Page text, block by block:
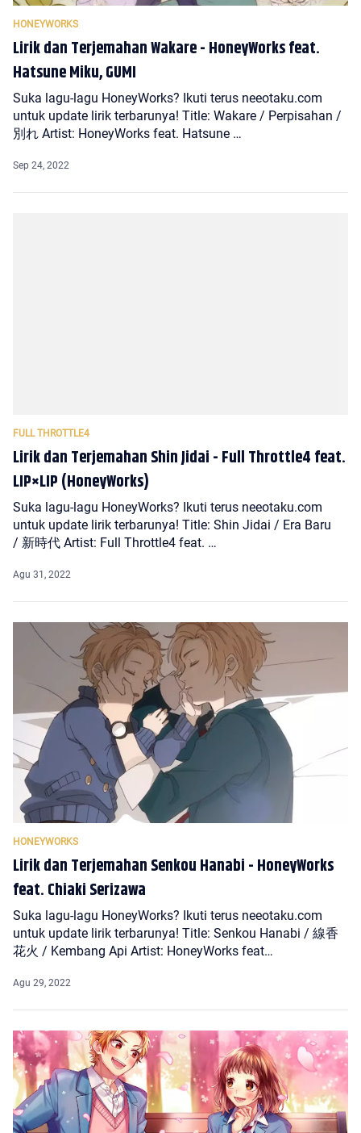
Lirik dan Terjemahan Wakare - HoneyWorks feat.
Hatsune Miku, GUMI
Suka lagu-lagu HoneyWorks? Ikuti terus neeotaku.com
untuk update lirik terbarunya! Title: Wakare / Perpisahan /
別れ Artist: HoneyWorks feat. Hatsune …
Lirik dan Terjemahan Shin Jidai - Full Throttle4 feat.
LIP×LIP (HoneyWorks)
Suka lagu-lagu HoneyWorks? Ikuti terus neeotaku.com
untuk update lirik terbarunya! Title: Shin Jidai / Era Baru
/ 新時代 Artist: Full Throttle4 feat. …
Lirik dan Terjemahan Senkou Hanabi - HoneyWorks
feat. Chiaki Serizawa
Suka lagu-lagu HoneyWorks? Ikuti terus neeotaku.com
untuk update lirik terbarunya! Title: Senkou Hanabi / 線香
花火 / Kembang Api Artist: HoneyWorks feat…